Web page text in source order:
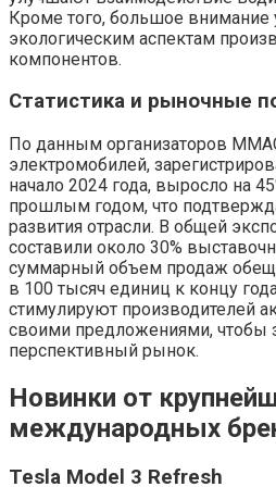
Кроме того, большое внимание
экологическим аспектам
компонентов.
Статистика и рыночные
По данным организаторов
электромобилей,
начало 2024 года, выросло на
прошлым годом, что
развития отрасли. В общей
составили около 30%
суммарный объем продаж
в 100 тысяч единиц к концу
стимулируют производителей
своими предложениями, чтобы
перспективный рынок.
Новинки от
международных
Tesla Model 3 Refresh